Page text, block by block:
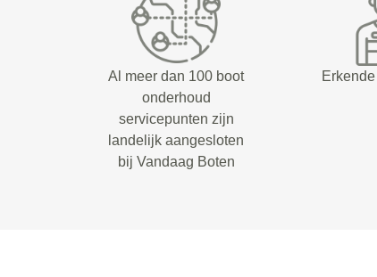
Al meer dan 100 boot
onderhoud
servicepunten zijn
landelijk aangesloten
bij Vandaag Boten